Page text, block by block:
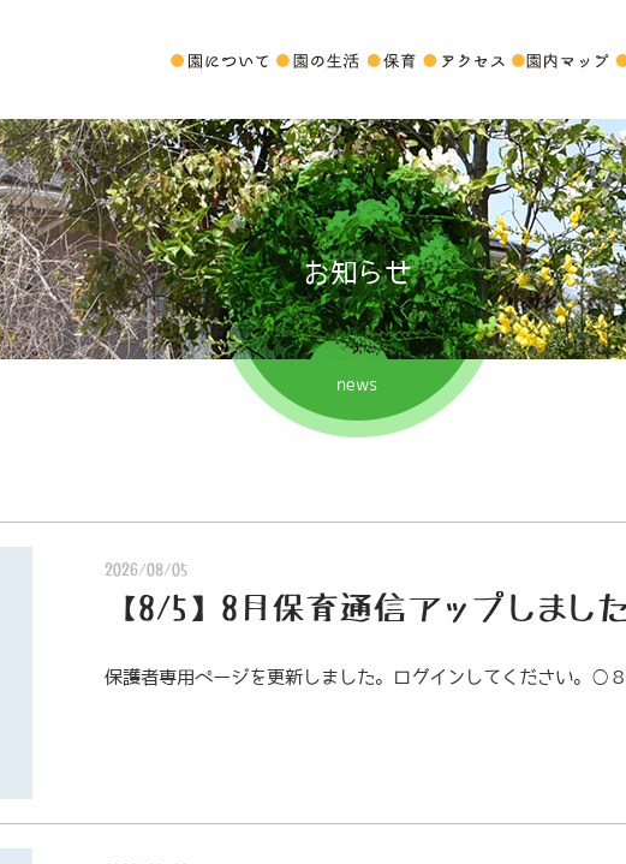
お知らせ
news
2026/08/05
【8/5】8月保育通信アップしまし
保護者専用ページを更新しました。ログインしてください。○